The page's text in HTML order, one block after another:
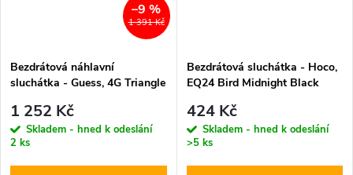
1 391 Kč
–9 %
Bezdrátová náhlavní
sluchátka - Guess, 4G Triangle
1 252 Kč
Skladem - hned k odeslání
2 ks
Bezdrátová sluchátka - Hoco,
EQ24 Bird Midnight Black
424 Kč
Skladem - hned k odeslání
>5 ks